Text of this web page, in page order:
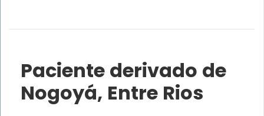
Paciente derivado de
Nogoyá, Entre Rios